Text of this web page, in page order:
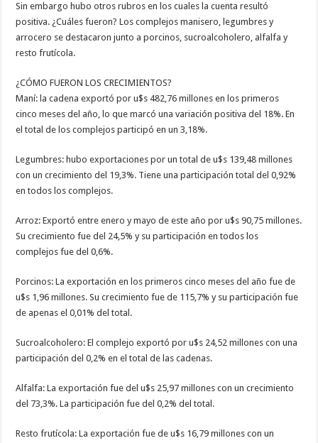
Sin embargo hubo otros rubros en los cuales la cuenta resultó
positiva. ¿Cuáles fueron? Los complejos manisero, legumbres y
arrocero se destacaron junto a porcinos, sucroalcoholero, alfalfa y
resto frutícola.
¿CÓMO FUERON LOS CRECIMIENTOS?
Maní: la cadena exportó por u$s 482,76 millones en los primeros
cinco meses del año, lo que marcó una variación positiva del 18%. En
el total de los complejos participó en un 3,18%.
Legumbres: hubo exportaciones por un total de u$s 139,48 millones
con un crecimiento del 19,3%. Tiene una participación total del 0,92%
en todos los complejos.
Arroz: Exportó entre enero y mayo de este año por u$s 90,75 millones.
Su crecimiento fue del 24,5% y su participación en todos los
complejos fue del 0,6%.
Porcinos: La exportación en los primeros cinco meses del año fue de
u$s 1,96 millones. Su crecimiento fue de 115,7% y su participación fue
de apenas el 0,01% del total.
Sucroalcoholero: El complejo exportó por u$s 24,52 millones con una
participación del 0,2% en el total de las cadenas.
Alfalfa: La exportación fue del u$s 25,97 millones con un crecimiento
del 73,3%. La participación fue del 0,2% del total.
Resto frutícola: La exportación fue de u$s 16,79 millones con un